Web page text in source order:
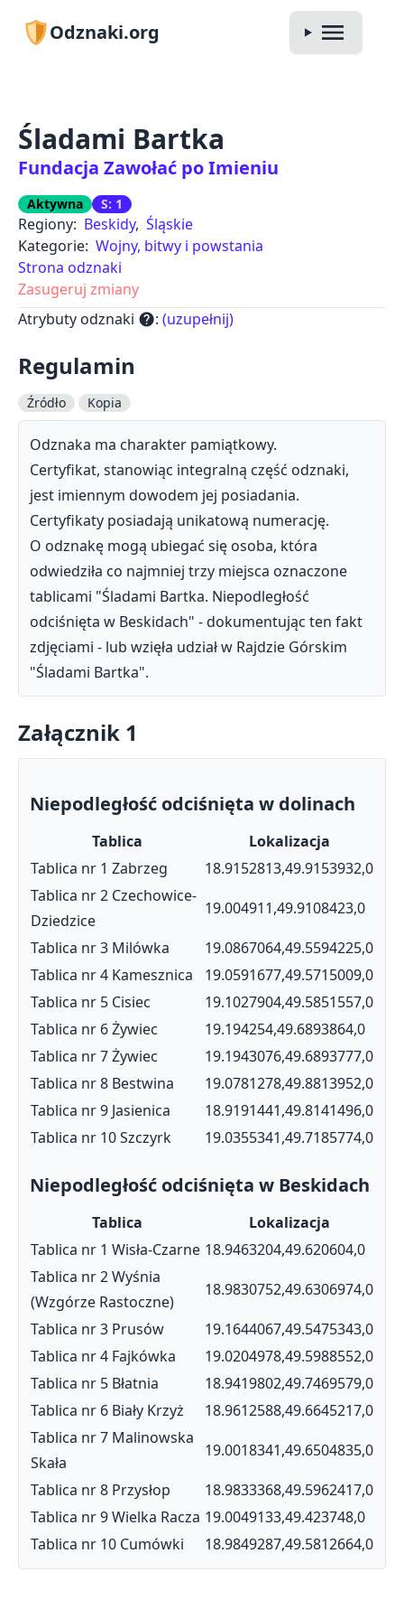
Odznaki.org
Śladami Bartka
Fundacja Zawołać po Imieniu
Aktywna S: 1
Regiony: Beskidy, Śląskie
Kategorie: Wojny, bitwy i powstania
Strona odznaki
Zasugeruj zmiany
Atrybuty odznaki help: (uzupełnij)
Regulamin
Źródło Kopia
Odznaka ma charakter pamiątkowy.
Certyfikat, stanowiąc integralną część odznaki,
jest imiennym dowodem jej posiadania.
Certyfikaty posiadają unikatową numerację.
O odznakę mogą ubiegać się osoba, która
odwiedziła co najmniej trzy miejsca oznaczone
tablicami "Śladami Bartka. Niepodległość
odciśnięta w Beskidach" - dokumentując ten fakt
zdjęciami - lub wzięła udział w Rajdzie Górskim
"Śladami Bartka".
Załącznik 1
Niepodległość odciśnięta w dolinach
Tablica
Lokalizacja
Tablica nr 1 Zabrzeg
18.9152813,49.9153932,0
Tablica nr 2 Czechowice-
Dziedzice
19.004911,49.9108423,0
Tablica nr 3 Milówka
19.0867064,49.5594225,0
Tablica nr 4 Kamesznica
19.0591677,49.5715009,0
Tablica nr 5 Cisiec
19.1027904,49.5851557,0
Tablica nr 6 Żywiec
19.194254,49.6893864,0
Tablica nr 7 Żywiec
19.1943076,49.6893777,0
Tablica nr 8 Bestwina
19.0781278,49.8813952,0
Tablica nr 9 Jasienica
18.9191441,49.8141496,0
Tablica nr 10 Szczyrk
19.0355341,49.7185774,0
Niepodległość odciśnięta w Beskidach
Tablica
Lokalizacja
Tablica nr 1 Wisła-Czarne 18.9463204,49.620604,0
Tablica nr 2 Wyśnia
(Wzgórze Rastoczne)
18.9830752,49.6306974,0
Tablica nr 3 Prusów
19.1644067,49.5475343,0
Tablica nr 4 Fajkówka
19.0204978,49.5988552,0
Tablica nr 5 Błatnia
18.9419802,49.7469579,0
Tablica nr 6 Biały Krzyż
18.9612588,49.6645217,0
Tablica nr 7 Malinowska
Skała
19.0018341,49.6504835,0
Tablica nr 8 Przysłop
18.9833368,49.5962417,0
Tablica nr 9 Wielka Racza 19.0049133,49.423748,0
Tablica nr 10 Cumówki
18.9849287,49.5812664,0